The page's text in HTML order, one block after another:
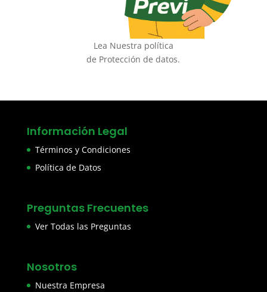
Lea Nuestra política
de Protección de datos.
Información Legal
Términos y Condiciones
Política de Datos
Preguntas Frecuentes
Ver Todas las Preguntas
Nosotros
Nuestra Empresa